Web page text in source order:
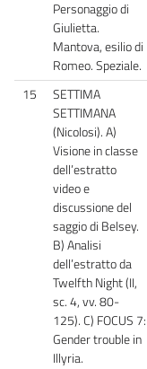
Personaggio di
Giulietta.
Mantova, esilio di
Romeo. Speziale.
15
SETTIMA
SETTIMANA
(Nicolosi). A)
Visione in classe
dell’estratto
video e
discussione del
saggio di Belsey.
B) Analisi
dell’estratto da
Twelfth Night (II,
sc. 4, vv. 80-
125). C) FOCUS 7:
Gender trouble in
Illyria.